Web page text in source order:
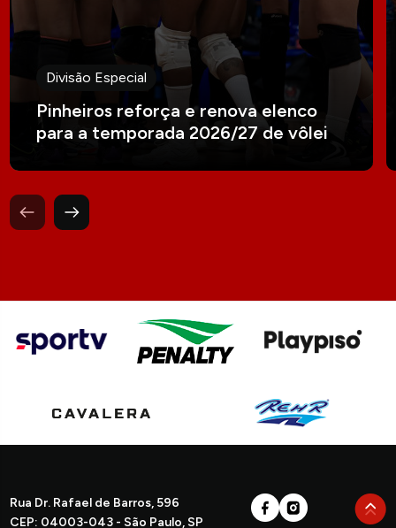
Divisão Especial
Pinheiros reforça e renova elenco
para a temporada 2026/27 de vôlei
Rua Dr. Rafael de Barros, 596
CEP: 04003-043 - São Paulo, SP